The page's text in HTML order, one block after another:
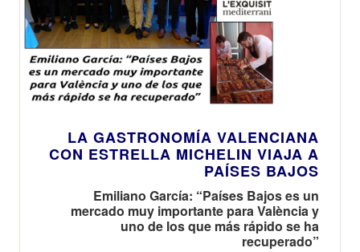
LA GASTRONOMÍA VALENCIANA
CON ESTRELLA MICHELIN VIAJA A
PAÍSES BAJOS
Emiliano García: “Países Bajos es un
mercado muy importante para València y
uno de los que más rápido se ha
recuperado”